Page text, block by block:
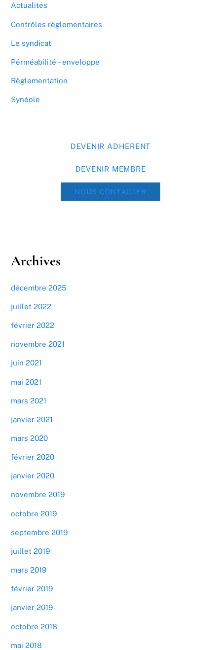
Actualités
Contrôles règlementaires
Le syndicat
Pérméabilité – enveloppe
Règlementation
Synéole
DEVENIR ADHERENT
DEVENIR MEMBRE
NOUS CONTACTER
Archives
décembre 2025
juillet 2022
février 2022
novembre 2021
juin 2021
mai 2021
mars 2021
janvier 2021
mars 2020
février 2020
janvier 2020
novembre 2019
octobre 2019
septembre 2019
juillet 2019
mars 2019
février 2019
janvier 2019
octobre 2018
mai 2018